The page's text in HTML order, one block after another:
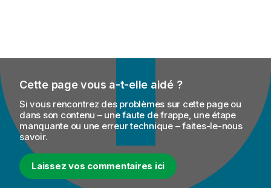
Cette page vous a-t-elle aidé ?
Si vous rencontrez des problèmes sur cette page ou
dans son contenu – une faute de frappe, une étape
manquante ou une erreur technique – faites-le-nous
savoir.
Laissez vos commentaires ici